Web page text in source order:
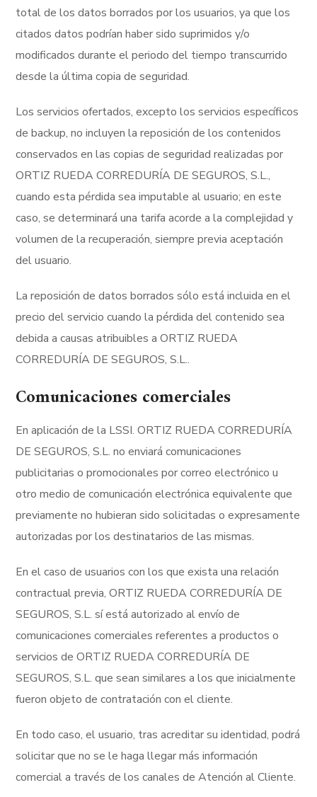
total de los datos borrados por los usuarios, ya que los
citados datos podrían haber sido suprimidos y/o
modificados durante el periodo del tiempo transcurrido
desde la última copia de seguridad.
Los servicios ofertados, excepto los servicios específicos
de backup, no incluyen la reposición de los contenidos
conservados en las copias de seguridad realizadas por
ORTIZ RUEDA CORREDURÍA DE SEGUROS, S.L.,
cuando esta pérdida sea imputable al usuario; en este
caso, se determinará una tarifa acorde a la complejidad y
volumen de la recuperación, siempre previa aceptación
del usuario.
La reposición de datos borrados sólo está incluida en el
precio del servicio cuando la pérdida del contenido sea
debida a causas atribuibles a ORTIZ RUEDA
CORREDURÍA DE SEGUROS, S.L..
Comunicaciones comerciales
En aplicación de la LSSI. ORTIZ RUEDA CORREDURÍA
DE SEGUROS, S.L. no enviará comunicaciones
publicitarias o promocionales por correo electrónico u
otro medio de comunicación electrónica equivalente que
previamente no hubieran sido solicitadas o expresamente
autorizadas por los destinatarios de las mismas.
En el caso de usuarios con los que exista una relación
contractual previa, ORTIZ RUEDA CORREDURÍA DE
SEGUROS, S.L. sí está autorizado al envío de
comunicaciones comerciales referentes a productos o
servicios de ORTIZ RUEDA CORREDURÍA DE
SEGUROS, S.L. que sean similares a los que inicialmente
fueron objeto de contratación con el cliente.
En todo caso, el usuario, tras acreditar su identidad, podrá
solicitar que no se le haga llegar más información
comercial a través de los canales de Atención al Cliente.